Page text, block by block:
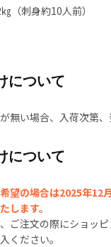
（刺身約10人前）
について
無い場合、入荷次第、
について
望の場合は2025年12
します。
ご注文の際にショッ
ください。